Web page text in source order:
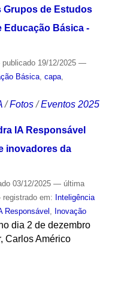
Grupos de Estudos
Educação Básica -
publicado19/12/2025 —
Básica, capa,
/Fotos /Eventos 2025
IA Responsável
inovadores da
03/12/2025 — última
em: Inteligência
Responsável Inovação
dia 2 de dezembro
Carlos Américo